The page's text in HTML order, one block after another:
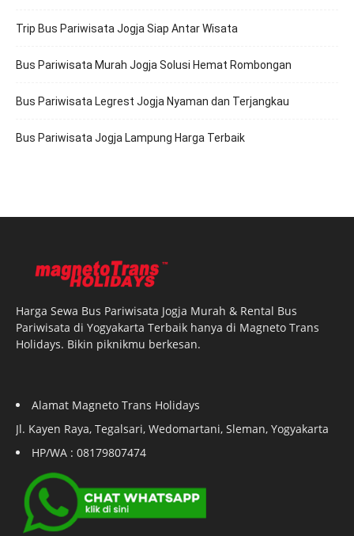
Trip Bus Pariwisata Jogja Siap Antar Wisata
Bus Pariwisata Murah Jogja Solusi Hemat Rombongan
Bus Pariwisata Legrest Jogja Nyaman dan Terjangkau
Bus Pariwisata Jogja Lampung Harga Terbaik
Harga Sewa Bus Pariwisata Jogja Murah & Rental Bus
Pariwisata di Yogyakarta Terbaik hanya di Magneto Trans
Holidays. Bikin piknikmu berkesan.
Alamat Magneto Trans Holidays
Jl. Kayen Raya, Tegalsari, Wedomartani, Sleman, Yogyakarta
HP/WA : 08179807474